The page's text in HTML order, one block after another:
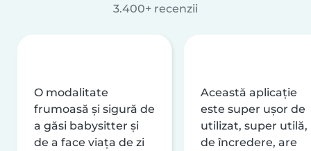
3.400+ recenzii
O modalitate
frumoasă și sigură de
a găsi babysitter și
de a face viața de zi
Această aplicație
este super ușor de
utilizat, super utilă,
de încredere, are